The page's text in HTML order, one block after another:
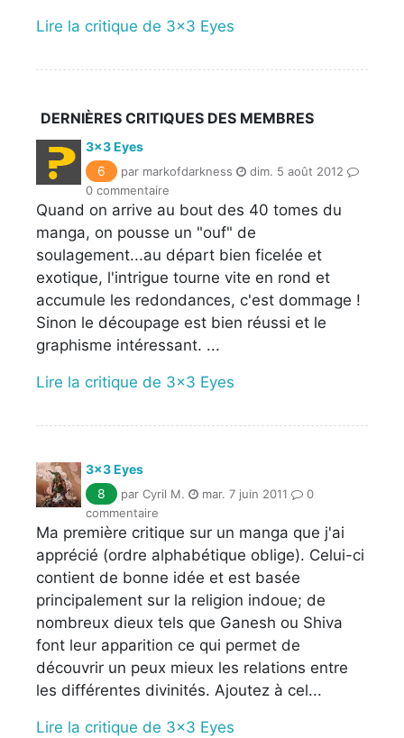
Lire la critique de 3x3 Eyes
DERNIÈRES CRITIQUES DES MEMBRES
3x3 Eyes
6
par markofdarkness
dim. 5 août 2012
0 commentaire
Quand on arrive au bout des 40 tomes du
manga, on pousse un "ouf" de
soulagement...au départ bien ficelée et
exotique, l'intrigue tourne vite en rond et
accumule les redondances, c'est dommage !
Sinon le découpage est bien réussi et le
graphisme intéressant. ...
Lire la critique de 3x3 Eyes
3x3 Eyes
8
par Cyril M. mar. 7 juin 2011
0
commentaire
Ma première critique sur un manga que j'ai
apprécié (ordre alphabétique oblige). Celui-ci
contient de bonne idée et est basée
principalement sur la religion indoue; de
nombreux dieux tels que Ganesh ou Shiva
font leur apparition ce qui permet de
découvrir un peux mieux les relations entre
les différentes divinités. Ajoutez à cel...
Lire la critique de 3x3 Eyes